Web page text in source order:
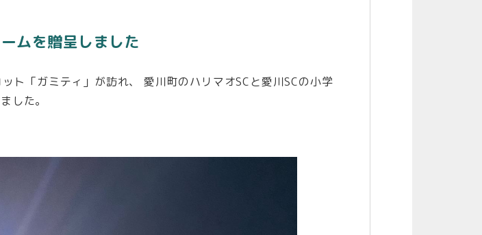
ムを贈呈しました
ト「ガミティ」が訪れ、 愛川町のハリマオSCと愛川SCの小学
した。